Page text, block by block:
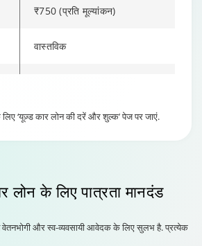
₹750 (प्रति मूल्यांकन)
वास्तविक
₹450
‘यूज़्ड कार लोन की दरें और शुल्क’ पेज पर जाएं.
लोन के लिए पात्रता मानदंड
वेतनभोगी और स्व-व्यवसायी आवेदक के लिए सुलभ है. प्रत्येक